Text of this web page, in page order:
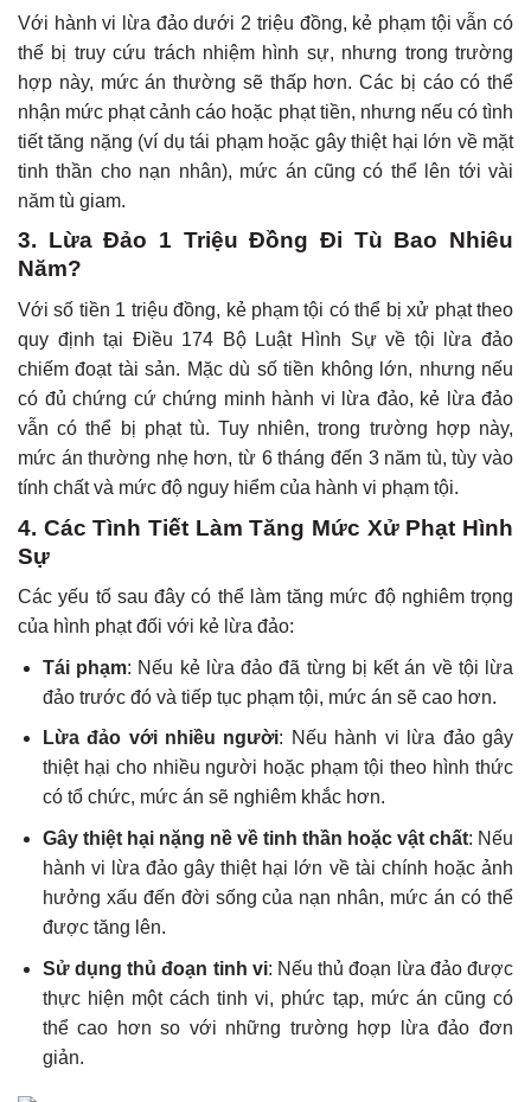
Với hành vi lừa đảo dưới 2 triệu đồng, kẻ phạm tội vẫn có
thể bị truy cứu trách nhiệm hình sự, nhưng trong trường
hợp này, mức án thường sẽ thấp hơn. Các bị cáo có thể
nhận mức phạt cảnh cáo hoặc phạt tiền, nhưng nếu có tình
tiết tăng nặng (ví dụ tái phạm hoặc gây thiệt hại lớn về mặt
tinh thần cho nạn nhân), mức án cũng có thể lên tới vài
năm tù giam.
3. Lừa Đảo 1 Triệu Đồng Đi Tù Bao Nhiêu
Năm?
Với số tiền 1 triệu đồng, kẻ phạm tội có thể bị xử phạt theo
quy định tại Điều 174 Bộ Luật Hình Sự về tội lừa đảo
chiếm đoạt tài sản. Mặc dù số tiền không lớn, nhưng nếu
có đủ chứng cứ chứng minh hành vi lừa đảo, kẻ lừa đảo
vẫn có thể bị phạt tù. Tuy nhiên, trong trường hợp này,
mức án thường nhẹ hơn, từ 6 tháng đến 3 năm tù, tùy vào
tính chất và mức độ nguy hiểm của hành vi phạm tội.
4. Các Tình Tiết Làm Tăng Mức Xử Phạt Hình
Sự
Các yếu tố sau đây có thể làm tăng mức độ nghiêm trọng
của hình phạt đối với kẻ lừa đảo:
Tái phạm: Nếu kẻ lừa đảo đã từng bị kết án về tội lừa
đảo trước đó và tiếp tục phạm tội, mức án sẽ cao hơn.
Lừa đảo với nhiều người: Nếu hành vi lừa đảo gây
thiệt hại cho nhiều người hoặc phạm tội theo hình thức
có tổ chức, mức án sẽ nghiêm khắc hơn.
Gây thiệt hại nặng nề về tinh thần hoặc vật chất: Nếu
hành vi lừa đảo gây thiệt hại lớn về tài chính hoặc ảnh
hưởng xấu đến đời sống của nạn nhân, mức án có thể
được tăng lên.
Sử dụng thủ đoạn tinh vi: Nếu thủ đoạn lừa đảo được
thực hiện một cách tinh vi, phức tạp, mức án cũng có
thể cao hơn so với những trường hợp lừa đảo đơn
giản.